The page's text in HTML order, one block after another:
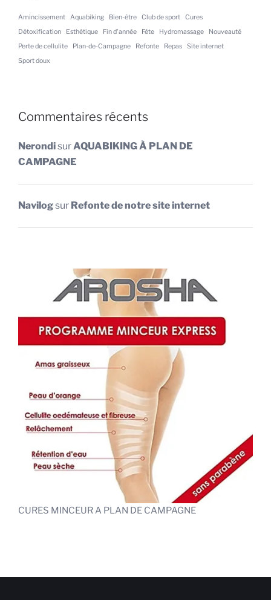
Amincissement Aquabiking Bien-être Club de sport
Cures
Détoxification
Esthétique Fin d'année Fête Hydromassage
Nouveauté
Perte de cellulite
Plan-de-Campagne Refonte Repas
Site internet
Sport doux
Commentaires récents
NerondisurAQUABIKING À PLAN DE
CAMPAGNE
Navilogsur Refonte de notre site internet
CURES MINCEUR A PLAN DE CAMPAGNE